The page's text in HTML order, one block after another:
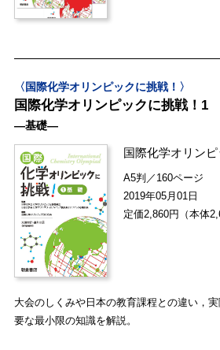
〈国際化学オリンピックに挑戦！〉
国際化学オリンピックに挑戦！1
―基礎―
国際化学オリン
A5判／160ページ
2019年05月01日
定価2,860円（本体
大会のしくみや日本の教育課程との違い，
要な最小限の知識を解説。